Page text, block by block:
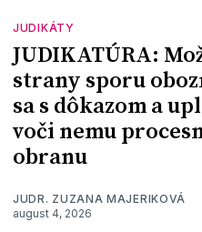
JUDIKÁTY
JUDIKATÚRA:
strany sporu
sa s dôkazom a
voči nemu
obranu
JUDR. ZUZANA MAJERIKOVÁ
august 4, 2026